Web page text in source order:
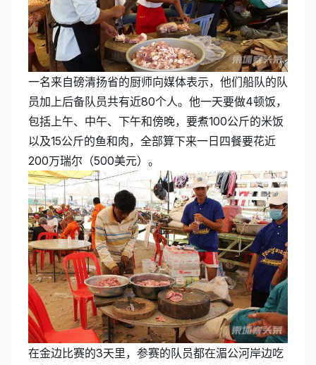
一名来自磅清扬省的厨师向媒体表示，他们船队的队
员加上后备队员共有近80个人。他一天要做4顿饭，
包括上午、中午、下午和傍晚，要煮100公斤的米饭
以及15公斤的鱼和肉，全部算下来一日四餐要花近
200万瑞尔（500美元）。
在金边比赛的3天里，参赛的队员都在湄公河岸边吃